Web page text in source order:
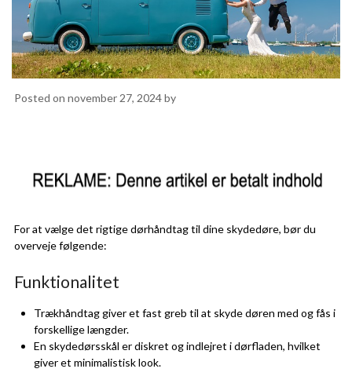
Posted on november 27, 2024by
For at vælge det rigtige dørhåndtag til dine skydedøre, bør du
overveje følgende:
Funktionalitet
Trækhåndtag giver et fast greb til at skyde døren med og fås i
forskellige længder.
En skydedørsskål er diskret og indlejret i dørfladen, hvilket
giver et minimalistisk look.